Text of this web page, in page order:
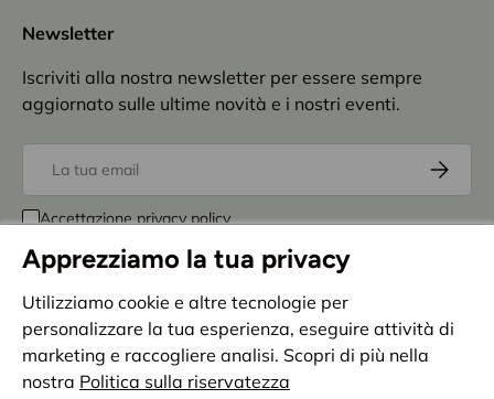
Apprezziamo la tua privacy
Utilizziamo cookie e altre tecnologie per
personalizzare la tua esperienza, eseguire attività di
marketing e raccogliere analisi. Scopri di più nella
nostra Politica sulla riservatezza
Newsletter
Iscriviti alla nostra newsletter per essere sempre
aggiornato sulle ultime novità e i nostri eventi.
Iscriviti
Accettazione privacy policy
Paese/Regione
Italia (EUR €)